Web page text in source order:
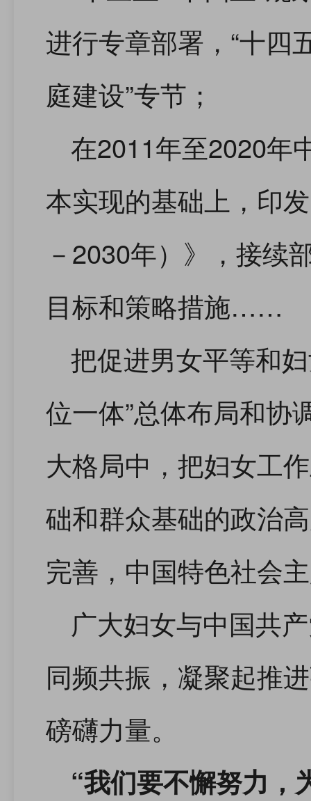
进行专章部署，“十四
庭建设”专节；
在2011年至2020年
本实现的基础上，印
－2030年）》，接续
目标和策略措施……
把促进男女平等和
位一体”总体布局和协
大格局中，把妇女工
础和群众基础的政治
完善，中国特色社会
广大妇女与中国共
同频共振，凝聚起推
磅礴力量。
“我们要不懈努力，